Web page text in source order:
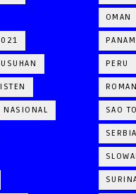
NASIONAL
OMAN
PERU
SAO